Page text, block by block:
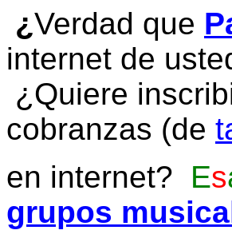
¿Verdad que
internet de
¿Quiere
cobranzas (de
en internet? Es
grupos